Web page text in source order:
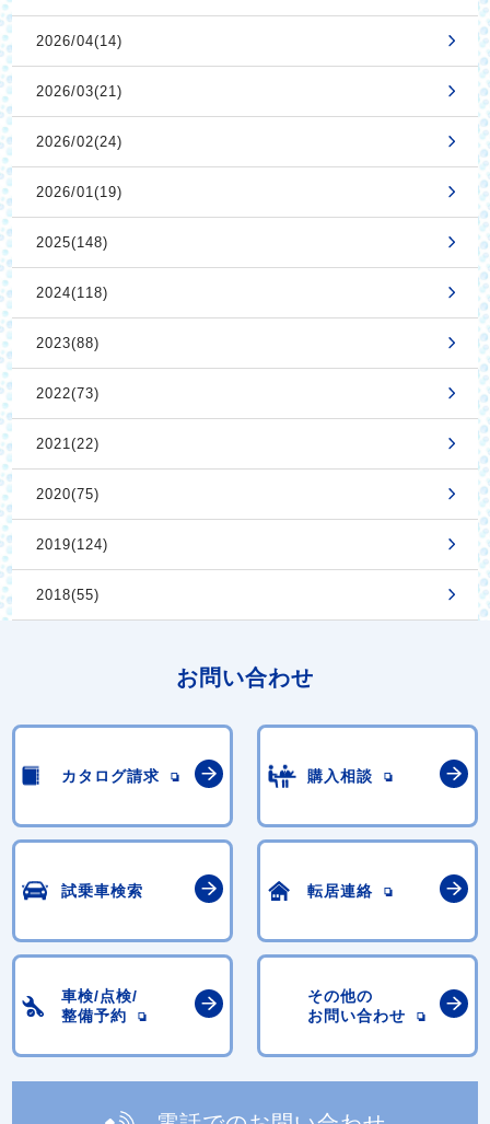
2026/04(14)
2026/03(21)
2026/02(24)
2026/01(19)
2025(148)
2024(118)
2023(88)
2022(73)
2021(22)
2020(75)
2019(124)
2018(55)
お問い合わせ
カタログ請求 購入相談
試乗車検索 転居連絡
車検/点検/
整備予約
その他の
お問い合わせ